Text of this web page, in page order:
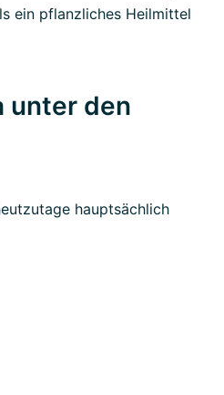
ein pflanzliches Heilmittel
unter den
hauptsächlich